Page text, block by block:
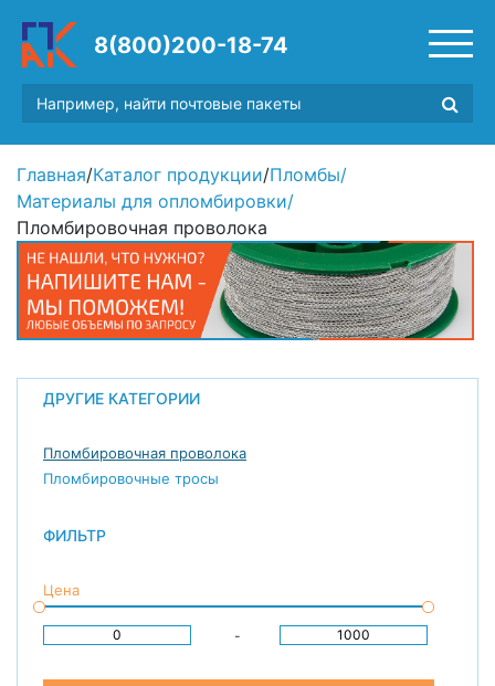
8(800)200-18-74
Главная/Каталог продукции/Пломбы/
Материалы для опломбировки/
Пломбировочная проволока
ДРУГИЕ КАТЕГОРИИ
Пломбировочная проволока
Пломбировочные тросы
ФИЛЬТР
Цена
-